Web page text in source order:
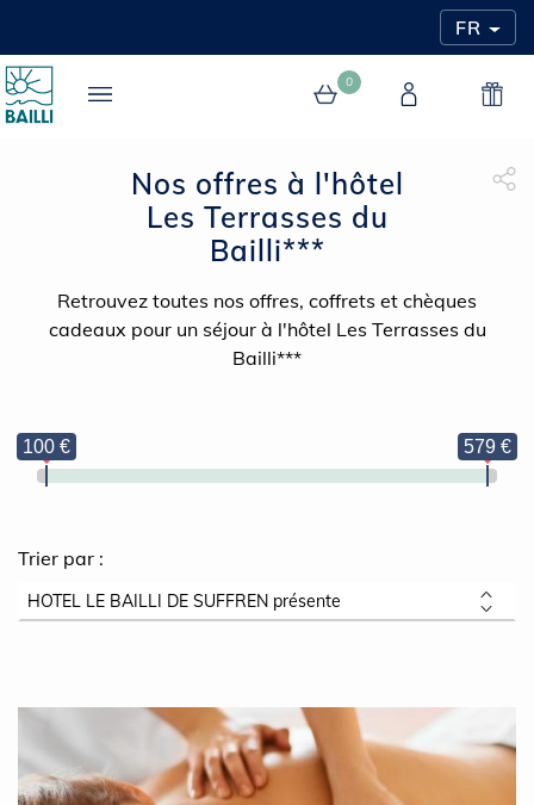
FR
0
0 article au panier
Nos offres à l'hôtel
Les Terrasses du
Bailli***
Retrouvez toutes nos offres, coffrets et chèques
cadeaux pour un séjour à l'hôtel Les Terrasses du
Bailli***
100 € 579 €
Trier par :